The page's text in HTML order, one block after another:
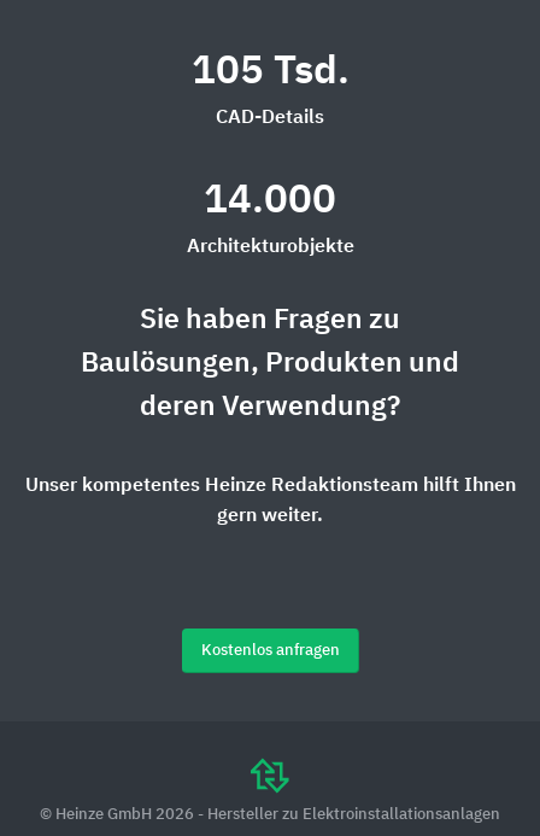
105 Tsd.
CAD-Details
14.000
Architekturobjekte
Sie haben Fragen zu
Baulösungen, Produkten und
deren Verwendung?
Unser kompetentes Heinze Redaktionsteam hilft Ihnen
gern weiter.
Kostenlos anfragen
© Heinze GmbH 2026 - Hersteller zu Elektroinstallationsanlagen